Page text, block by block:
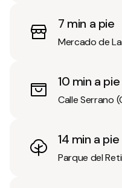
7 min a pie
Mercado de
10 min a pie
Calle Serrano
14 min a pie
Parque del